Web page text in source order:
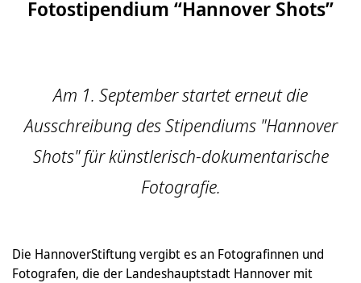
Fotostipendium “Hannover Shots”
Am 1. September startet erneut die
Ausschreibung des Stipendiums "Hannover
Shots" für künstlerisch-dokumentarische
Fotografie.
Die HannoverStiftung vergibt es an Fotografinnen und
Fotografen, die der Landeshauptstadt Hannover mit